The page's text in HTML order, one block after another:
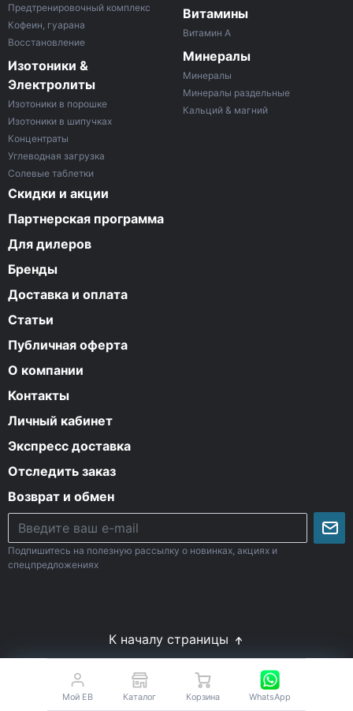
Предтренировочный комплекс
Кофеин, гуарана
Восстановление
Изотоники &
Электролиты
Изотоники в порошке
Изотоники в шипучках
Концентраты
Углеводная загрузка
Солевые таблетки
Витамины
Витамин A
Минералы
Минералы
Минералы раздельные
Кальций & магний
Скидки и акции
Партнерская программа
Для дилеров
Бренды
Доставка и оплата
Статьи
Публичная оферта
О компании
Контакты
Личный кабинет
Экспресс доставка
Отследить заказ
Возврат и обмен
Подпишитесь на полезную рассылку о новинках, акциях и
спецпредложениях
К началу страницы
© Все права защищены. 2009-2026 Energy-Body.ru
Спортивное питание с доставкой по России
Мой EB Каталог Корзина WhatsApp